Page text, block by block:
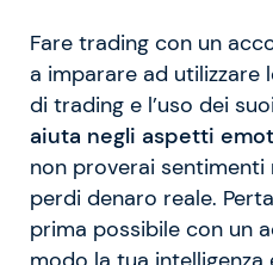
Fare trading con un
a imparare ad
di trading e l’uso dei
aiuta negli aspetti
non proverai sentimenti
perdi denaro reale.
prima possibile con un